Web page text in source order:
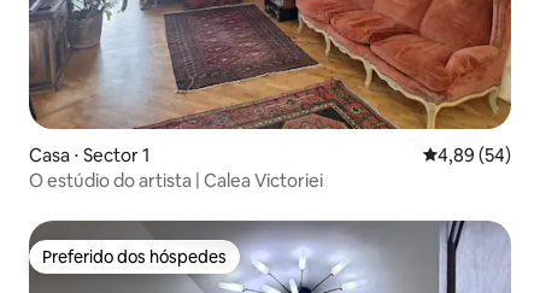
Casa ⋅ Sector 1 4,89 de uma
4,89 (54)
O estúdio do artista | Calea Victoriei
Preferido dos hóspedes
Preferido dos hóspedes